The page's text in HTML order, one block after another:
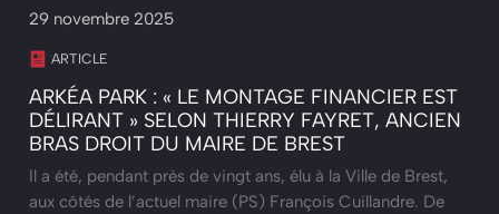
29 novembre 2025
ARTICLE
ARKÉA PARK : « LE MONTAGE FINANCIER EST
DÉLIRANT » SELON THIERRY FAYRET, ANCIEN
BRAS DROIT DU MAIRE DE BREST
Il a été, pendant près de vingt ans, élu à la Ville de Brest,
aux côtés de l’actuel maire (PS) François Cuillandre. De